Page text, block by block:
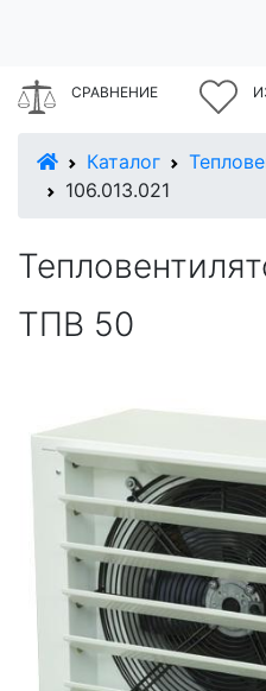
СРАВНЕНИЕ
В начало
Каталог
106.013.021
ТПВ 50